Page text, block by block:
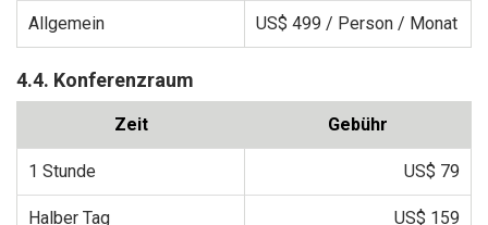
Allgemein US$ 499 / Person / Monat
4.4. Konferenzraum
Zeit Gebühr
1 Stunde US$ 79
Halber Tag US$ 159